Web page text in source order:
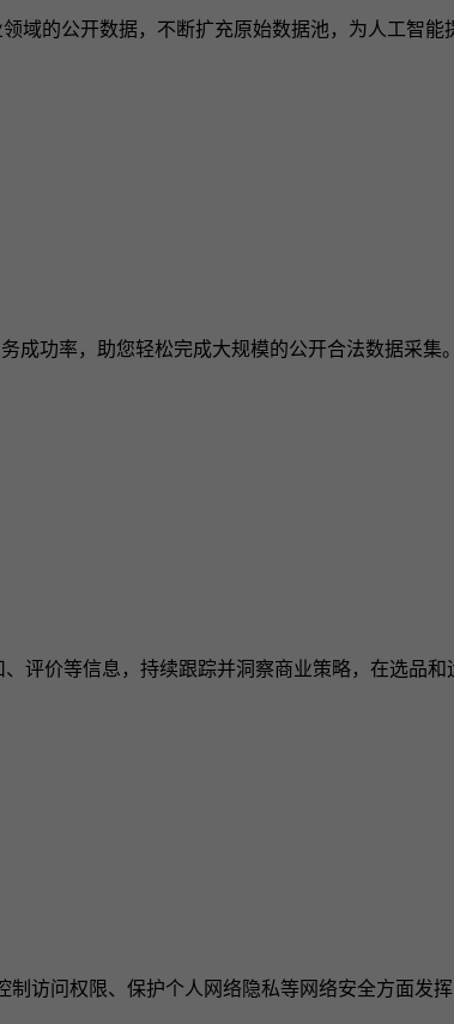
域的公开数据，不断扩充原始数据池，为人工智能
成功率，助您轻松完成大规模的公开合法数据采集。
评价等信息，持续跟踪并洞察商业策略，在选品和
访问权限、保护个人网络隐私等网络安全方面发挥